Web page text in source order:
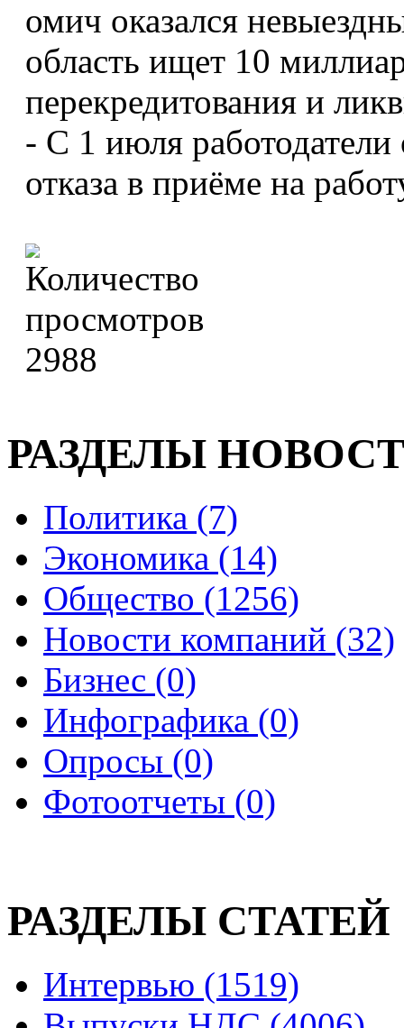
омич оказался
область ищет 10
перекредитования и
- С 1 июля
отказа в приёме на
2988
РАЗДЕЛЫ
Политика (7)
Экономика (14)
Общество (1256)
Новости компаний (32)
Бизнес (0)
Инфографика (0)
Опросы (0)
Фотоотчеты (0)
РАЗДЕЛЫ СТАТЕЙ
Интервью (1519)